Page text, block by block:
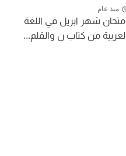
منذ عام
امتحان شهر ابريل في اللغة
العربية من كتاب ن والقلم...